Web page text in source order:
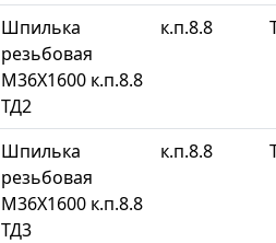
Шпилька
резьбовая
М36Х1600 к.п.8.8
ТД2
к.п.8.8
Шпилька
резьбовая
М36Х1600 к.п.8.8
ТД3
к.п.8.8